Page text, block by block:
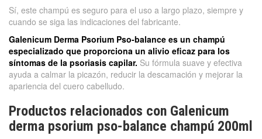
Sí, este champú es seguro para el uso a largo plazo, siempre y
cuando se siga las indicaciones del fabricante.
Galenicum Derma Psorium Pso-balance es un champú
especializado que proporciona un alivio eficaz para los
síntomas de la psoriasis capilar. Su fórmula suave y efectiva
ayuda a calmar la picazón, reducir la descamación y mejorar la
apariencia del cuero cabelludo.
Productos relacionados con Galenicum
derma psorium pso-balance champú 200ml